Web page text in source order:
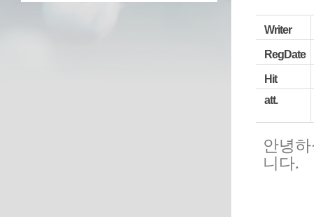
Writer
RegDate
Hit
att.
안녕
니다.